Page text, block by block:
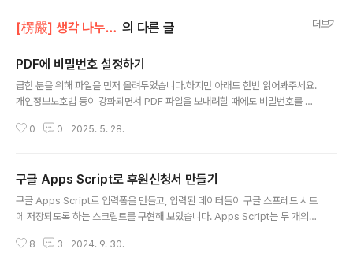
[楞嚴] 생각 나누기/[情] 사회복지정보화 의 다른 글 더보기
PDF에 비밀번호 설정하기
급한 분을 위해 파일을 먼저 올려두었습니다.하지만 아래도 한번 읽어봐주세요.
개인정보보호법 등이 강화되면서 PDF 파일을 보내려할 때에도 비밀번호를 설
않습니다.특정 웹사이트를 이용하면 비밀번호를 걸어주기도 하지만, 그 경우 서
이 있습니다.https://github.com/qpdf/qpdf GitHub - qpdf/qpdf: qpd
f: A content-preserving PDF document transformerqpdf: A conte
nt-preserving PDF docum..
0 0 2025. 5. 28.
구글 Apps Script로 후원신청서 만들기
구글 Apps Script로 입력폼을 만들고, 입력된 데이터들이 구글 스프레드 시트
에 저장되도록 하는 스크립트를 구현해 보았습니다. Apps Script는 두 개의
질 index.html이 그것입니다. ※ 이 스크립트는 기본적으로 구글 스프레드 시
8 3 2024. 9. 30.